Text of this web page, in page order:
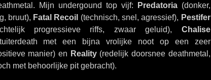
Mijn undergound top vijf: Predatoria(donker,
bruut), Fatal Recoil (technisch, snel, agressief), Pestifer
progressieve riffs, zwaar geluid), Chalise
met een bijna vrolijke noot op een zeer
manier) en Reality(redelijk doorsnee deathmetal,
met behoorlijke pit gebracht).